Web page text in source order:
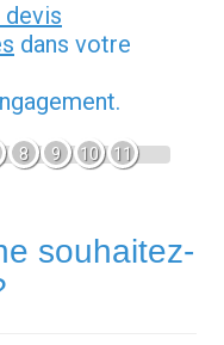
devis
dans votre
8 9 10 11
souhaitez-